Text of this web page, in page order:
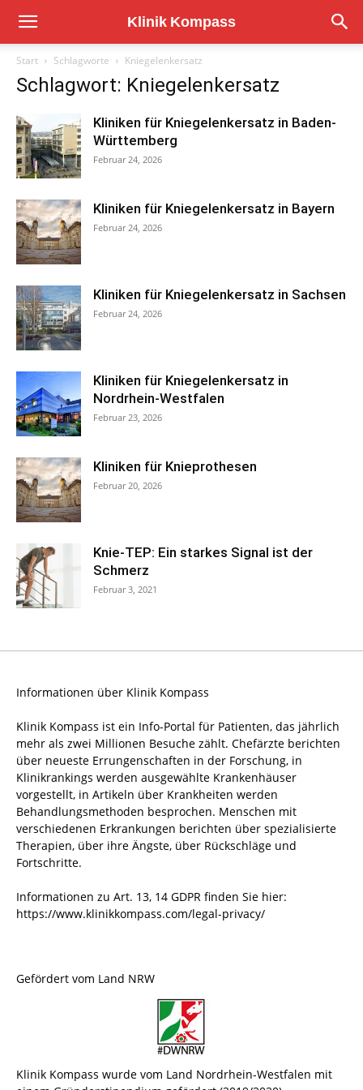
Start Schlagworte Kniegelenkersatz
Schlagwort: Kniegelenkersatz
Kliniken für Kniegelenkersatz in Baden-
Württemberg
Februar 24, 2026
Kliniken für Kniegelenkersatz in Bayern
Februar 24, 2026
Kliniken für Kniegelenkersatz in Sachsen
Februar 24, 2026
Kliniken für Kniegelenkersatz in
Nordrhein-Westfalen
Februar 23, 2026
Kliniken für Knieprothesen
Februar 20, 2026
Knie-TEP: Ein starkes Signal ist der
Schmerz
Februar 3, 2021
Informationen über Klinik Kompass
Klinik Kompass ist ein Info-Portal für Patienten, das jährlich
mehr als zwei Millionen Besuche zählt. Chefärzte berichten
über neueste Errungenschaften in der Forschung, in
Klinikrankings werden ausgewählte Krankenhäuser
vorgestellt, in Artikeln über Krankheiten werden
Behandlungsmethoden besprochen. Menschen mit
verschiedenen Erkrankungen berichten über spezialisierte
Therapien, über ihre Ängste, über Rückschläge und
Fortschritte.
Informationen zu Art. 13, 14 GDPR finden Sie hier:
https://www.klinikkompass.com/legal-privacy/
Gefördert vom Land NRW
Klinik Kompass wurde vom Land Nordrhein-Westfalen mit